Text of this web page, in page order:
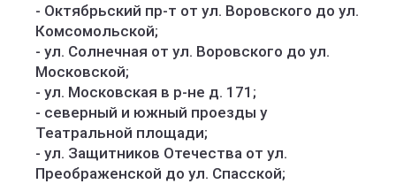
- Октябрьский пр-т от ул. Воровского до ул.
Комсомольской;
- ул. Солнечная от ул. Воровского до ул.
Московской;
- ул. Московская в р-не д. 171;
- северный и южный проезды у
Театральной площади;
- ул. Защитников Отечества от ул.
Преображенской до ул. Спасской;